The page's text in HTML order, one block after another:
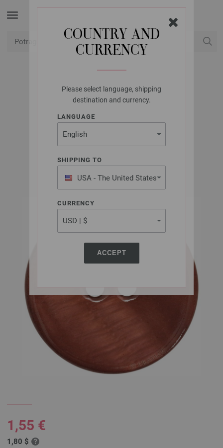
COUNTRY AND
CURRENCY
Please select language, shipping
destination and currency.
LANGUAGE
SHIPPING TO
USA - The United States
of America
CURRENCY
ACCEPT
UNION KNOPF
UNION KNOPF
453037/20MM
1,55 €
1,80 $